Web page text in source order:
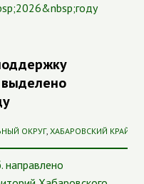
ОКРУГ, ХАБАРОВСКИЙ КРАЙ